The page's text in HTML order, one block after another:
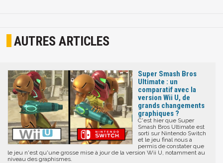
AUTRES ARTICLES
Super Smash Bros
Ultimate : un
comparatif avec la
version Wii U, de
grands changements
graphiques ?
C'est hier que Super
Smash Bros Ultimate est
sorti sur Nintendo Switch
et le jeu final nous a
permis de constater que
le jeu n'est qu'une grosse mise à jour de la version Wii U, notamment au
niveau des graphismes.